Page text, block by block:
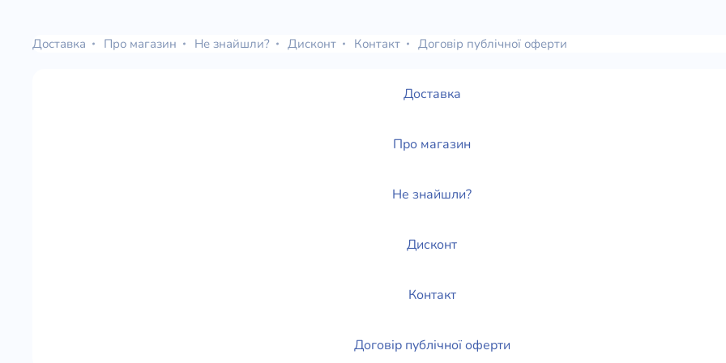
Доставка Про магазин Не знайшли? Дисконт Контакт Договір публічної оферти
Доставка
Про магазин
Не знайшли?
Дисконт
Контакт
Договір публічної оферти